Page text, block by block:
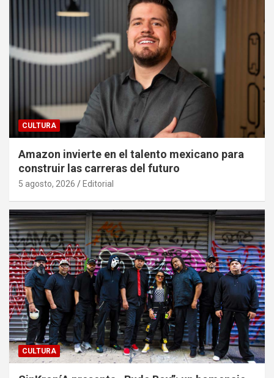
CULTURA
Amazon invierte en el talento mexicano para
construir las carreras del futuro
5 agosto, 2026 Editorial
CULTURA